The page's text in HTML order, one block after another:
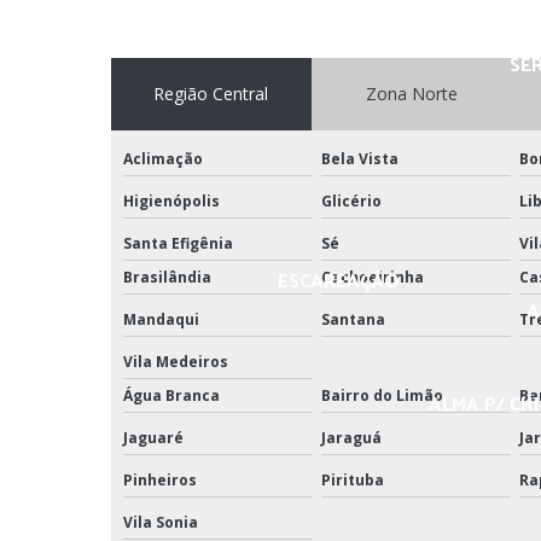
ESCAREAÇÃO
ALMA P/
Região Central Zona Norte
Aclimação Bela Vista
Higienópolis Glicério
Santa Efigênia Sé
Brasilândia
Cachoeirinha
Mandaqui Santana
Vila Medeiros
Água Branca
Bairro do Limão
Jaguaré Jaraguá
Pinheiros Pirituba
Vila Sonia